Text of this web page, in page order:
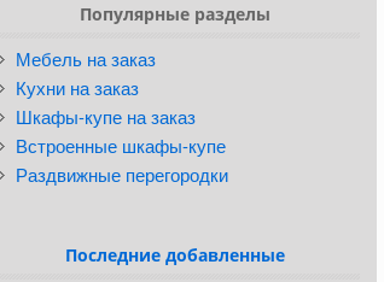
Популярные разделы
Мебель на заказ
Кухни на заказ
Шкафы-купе на заказ
Встроенные шкафы-купе
Раздвижные перегородки
Последние добавленные